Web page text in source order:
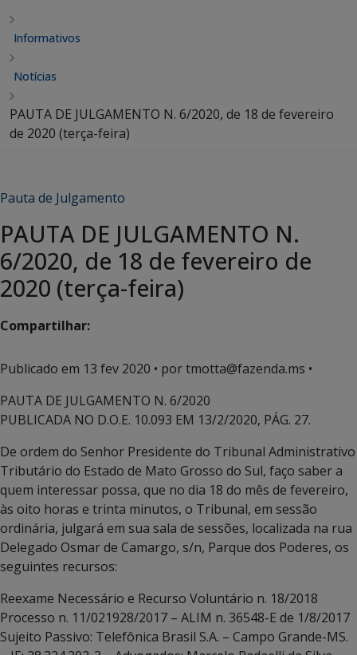
Informativos
Notícias
PAUTA DE JULGAMENTO N. 6/2020, de 18 de fevereiro
de 2020 (terça-feira)
Pauta de Julgamento
PAUTA DE JULGAMENTO N.
6/2020, de 18 de fevereiro de
2020 (terça-feira)
Compartilhar:
Publicado em 13 fev 2020 • por tmotta@fazenda.ms •
PAUTA DE JULGAMENTO N. 6/2020
PUBLICADA NO D.O.E. 10.093 EM 13/2/2020, PÁG. 27.
De ordem do Senhor Presidente do Tribunal Administrativo
Tributário do Estado de Mato Grosso do Sul, faço saber a
quem interessar possa, que no dia 18 do mês de fevereiro,
às oito horas e trinta minutos, o Tribunal, em sessão
ordinária, julgará em sua sala de sessões, localizada na rua
Delegado Osmar de Camargo, s/n, Parque dos Poderes, os
seguintes recursos:
Reexame Necessário e Recurso Voluntário n. 18/2018
Processo n. 11/021928/2017 – ALIM n. 36548-E de 1/8/2017
Sujeito Passivo: Telefônica Brasil S.A. – Campo Grande-MS.